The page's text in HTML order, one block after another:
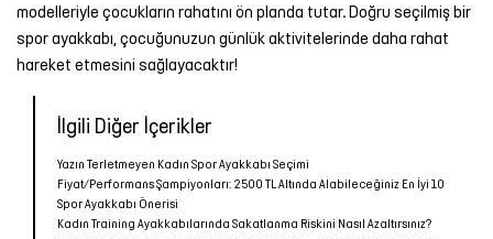
modelleriyle çocukların rahatını ön planda tutar. Doğru seçilmiş bir
spor ayakkabı, çocuğunuzun günlük aktivitelerinde daha rahat
hareket etmesini sağlayacaktır!
İlgili Diğer İçerikler
Yazın Terletmeyen Kadın Spor Ayakkabı Seçimi
Fiyat/Performans Şampiyonları: 2500 TL Altında Alabileceğiniz En İyi 10
Spor Ayakkabı Önerisi
Kadın Training Ayakkabılarında Sakatlanma Riskini Nasıl Azaltırsınız?